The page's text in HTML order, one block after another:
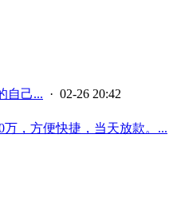
自己... · 02-26 20:42
，方便快捷，当天放款。...